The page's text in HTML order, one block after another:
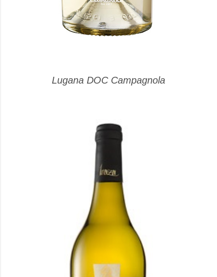
Lugana DOC Campagnola